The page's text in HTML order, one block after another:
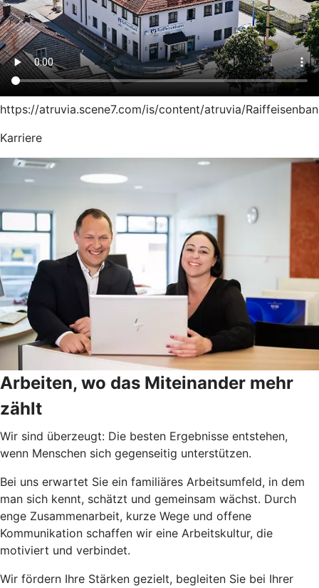
https://atruvia.scene7.com/is/content/atruvia/
Karriere
Arbeiten, wo das Miteinander mehr
zählt
Wir sind überzeugt: Die besten Ergebnisse entstehen,
wenn Menschen sich gegenseitig unterstützen.
Bei uns erwartet Sie ein familiäres Arbeitsumfeld, in dem
man sich kennt, schätzt und gemeinsam wächst. Durch
enge Zusammenarbeit, kurze Wege und offene
Kommunikation schaffen wir eine Arbeitskultur, die
motiviert und verbindet.
Wir fördern Ihre Stärken gezielt, begleiten Sie bei Ihrer